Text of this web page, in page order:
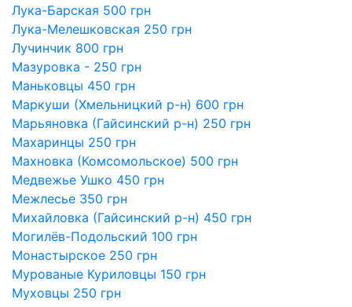
Лука-Барская 500 грн
Лука-Мелешковская 250 грн
Лучинчик 800 грн
Мазуровка - 250 грн
Маньковцы 450 грн
Маркуши (Хмельницкий р-н) 600 грн
Марьяновка (Гайсинский р-н) 250 грн
Махаринцы 250 грн
Махновка (Комсомольское) 500 грн
Медвежье Ушко 450 грн
Межлесье 350 грн
Михайловка (Гайсинский р-н) 450 грн
Могилёв-Подольский 100 грн
Монастырское 250 грн
Мурованые Куриловцы 150 грн
Муховцы 250 грн